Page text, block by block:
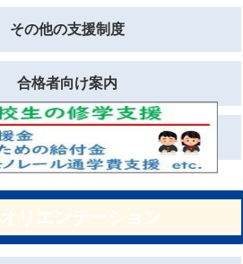
その他の支援制度
合格者向け案内